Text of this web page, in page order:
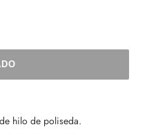
hilo de poliseda.